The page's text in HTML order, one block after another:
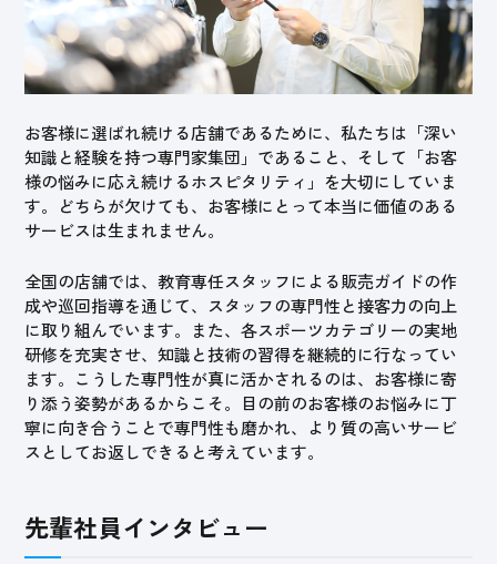
お客様に選ばれ続ける店舗であるために、私たちは「深い
知識と経験を持つ専門家集団」であること、そして「お客
様の悩みに応え続けるホスピタリティ」を大切にしていま
す。どちらが欠けても、お客様にとって本当に価値のある
サービスは生まれません。
全国の店舗では、教育専任スタッフによる販売ガイドの作
成や巡回指導を通じて、スタッフの専門性と接客力の向上
に取り組んでいます。また、各スポーツカテゴリーの実地
研修を充実させ、知識と技術の習得を継続的に行なってい
ます。こうした専門性が真に活かされるのは、お客様に寄
り添う姿勢があるからこそ。目の前のお客様のお悩みに丁
寧に向き合うことで専門性も磨かれ、より質の高いサービ
スとしてお返しできると考えています。
先輩社員インタビュー